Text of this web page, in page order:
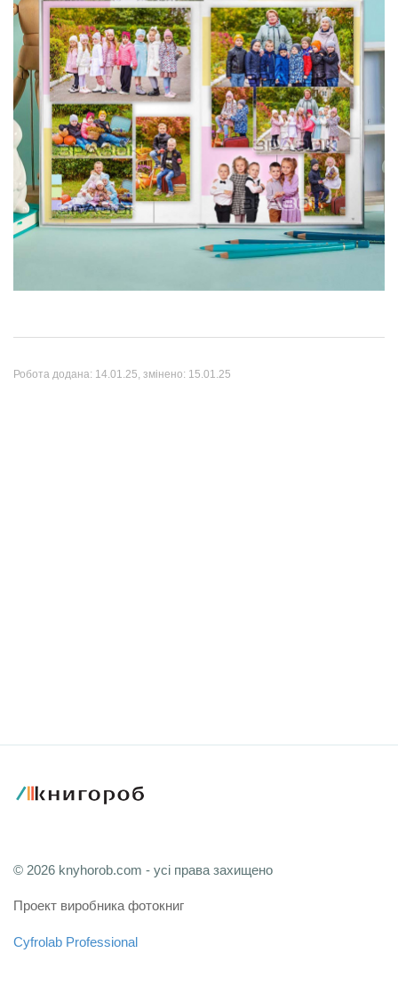
Робота додана: 14.01.25, змінено: 15.01.25
© 2026 knyhorob.com - усі права захищено
Проект виробника фотокниг
Cyfrolab Professional